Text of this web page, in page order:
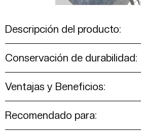
Descripción del producto:
Conservación de durabilidad:
Ventajas y Beneficios:
Recomendado para: